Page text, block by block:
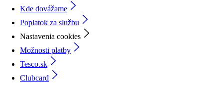
Kde dovážame
Poplatok za službu
Nastavenia cookies
Možnosti platby
Tesco.sk
Clubcard